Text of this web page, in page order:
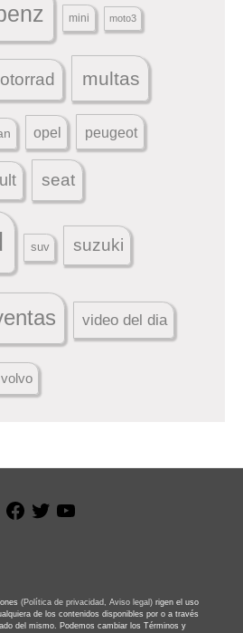
mini moto3
multas
opel peugeot
seat
suv suzuki
video del dia
volvo
Facebook
Twitter
(Política de privacidad, Aviso legal) rigen el uso
de los contenidos disponibles por o a través
del mismo. Podemos cambiar los Términos y